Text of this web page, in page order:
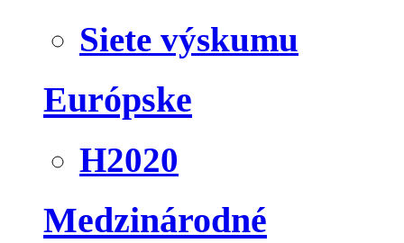
Siete výskumu
Európske
H2020
Medzinárodné